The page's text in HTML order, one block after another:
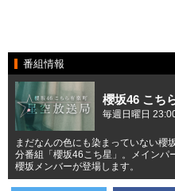
番組情報
櫻坂46 こち
毎週日曜日
まだなんの色にも染まっていない櫻
分番組「櫻坂46こち星」。メインパ
櫻坂メンバーが登場します。